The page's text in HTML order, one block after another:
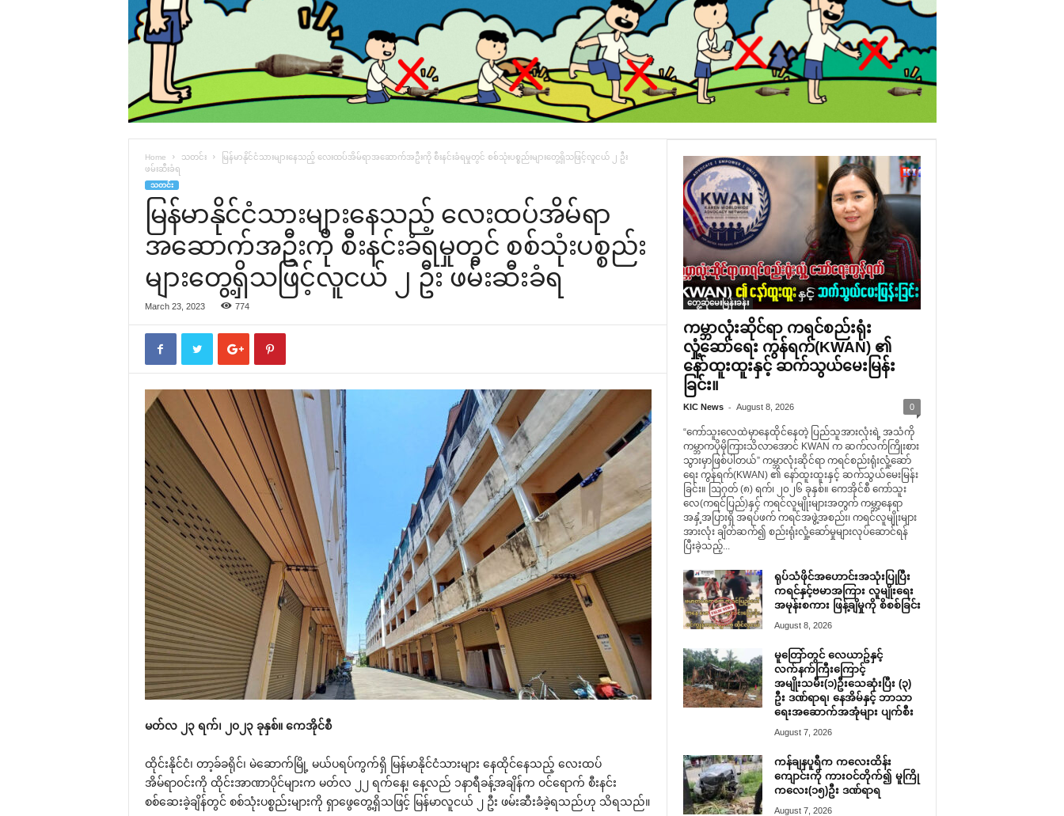
Home သတင်း
မြန်မာနိုင်ငံသားများနေသည့် လေးထပ်အိမ်ရာအဆောက်အဦးကို စီးနင်းခံရမှုတွင် စစ်သုံးပစ္စည်းများတွေ့ရှိသဖြင့်လူငယ် ၂ ဦး
ဖမ်းဆီးခံရ
သတင်း
မြန်မာနိုင်ငံသားများနေသည့် လေးထပ်အိမ်ရာ
အဆောက်အဦးကို စီးနင်းခံရမှုတွင် စစ်သုံးပစ္စည်း
များတွေ့ရှိသဖြင့်လူငယ် ၂ ဦး ဖမ်းဆီးခံရ
March 23, 2023 774
မတ်လ ၂၃ ရက်၊ ၂၀၂၃ ခုနှစ်။ ကေအိုင်စီ
ထိုင်းနိုင်ငံ၊ တာ့ခ်ခရိုင်၊ မဲဆောက်မြို့ မယ်ပရပ်ကွက်ရှိ မြန်မာနိုင်ငံသားများ နေထိုင်နေသည့် လေးထပ်
အိမ်ရာ၀င်းကို ထိုင်းအာဏာပိုင်များက မတ်လ ၂၂ ရက်နေ့၊ နေ့လည် ၁နာရီခန့်အချိန်က ဝင်ရောက် စီးနင်း
စစ်ဆေးခဲ့ချိန်တွင် စစ်သုံးပစ္စည်းများကို ရှာဖွေတွေ့ရှိသဖြင့် မြန်မာလူငယ် ၂ ဦး ဖမ်းဆီးခံခဲ့ရသည်ဟု သိရသည်။
တွေ့ဆုံမေးမြန်းခန်း
ကမ္ဘာလုံးဆိုင်ရာ ကရင်စည်းရုံး
လှုံ့ဆော်ရေး ကွန်ရက်(KWAN) ၏
နော်ထူးထူးနှင့် ဆက်သွယ်မေးမြန်း
ခြင်း။
KIC News - August 8, 2026 0
“ကော်သူးလေထဲမှာနေထိုင်နေတဲ့ ပြည်သူအားလုံးရဲ့ အသံကို
ကမ္ဘာကပိုမိုကြားသိလာအောင် KWAN က ဆက်လက်ကြိုးစား
သွားမှာဖြစ်ပါတယ်” ကမ္ဘာလုံးဆိုင်ရာ ကရင်စည်းရုံးလှုံ့ဆော်
ရေး ကွန်ရက်(KWAN) ၏ နော်ထူးထူးနှင့် ဆက်သွယ်မေးမြန်း
ခြင်း။ ဩဂုတ် (၈) ရက်၊ ၂၀၂၆ ခုနှစ်။ ကေအိုင်စီ ကော်သူး
လေ(ကရင်ပြည်)နှင့် ကရင်လူမျိုးများအတွက် ကမ္ဘာ့နေရာ
အနှံ့အပြားရှိ အရပ်ဖက် ကရင်အဖွဲ့အစည်း၊ ကရင်လူမျိုးများ
အားလုံး ချိတ်ဆက်၍ စည်းရုံးလှုံ့ဆော်မှုများလုပ်ဆောင်ရန်
ပြီးခဲ့သည့်...
ရုပ်သံဖိုင်အဟောင်းအသုံးပြုပြီး
ကရင်နှင့်ဗမာအကြား လူမျိုးရေး
အမုန်းစကား ဖြန့်ချိမှုကို စိစစ်ခြင်း
August 8, 2026
မူတြော်တွင် လေယာဥ်နှင့်
လက်နက်ကြီးကြောင့်
အမျိုးသမီး(၁)ဦးသေဆုံးပြီး (၃)
ဦး ဒဏ်ရာရ၊ နေအိမ်နှင့် ဘာသာ
ရေးအဆောက်အအုံများ ပျက်စီး
August 7, 2026
ကန်ချနပူရီက ကလေးထိန်း
ကျောင်းကို ကားဝင်တိုက်၍ မူကြို
ကလေး(၁၅)ဦး ဒဏ်ရာရ
August 7, 2026